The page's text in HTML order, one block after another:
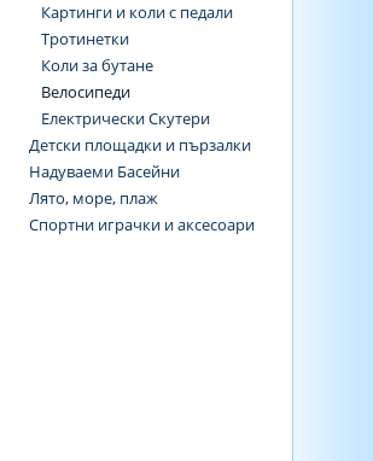
Картинги и коли с педали
Тротинетки
Коли за бутане
Велосипеди
Електрически Скутери
Детски площадки и пързалки
Надуваеми Басейни
Лято, море, плаж
Спортни играчки и аксесоари